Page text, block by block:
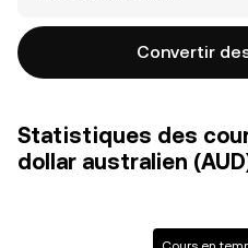
Convertir
Statistiques des
dollar australien